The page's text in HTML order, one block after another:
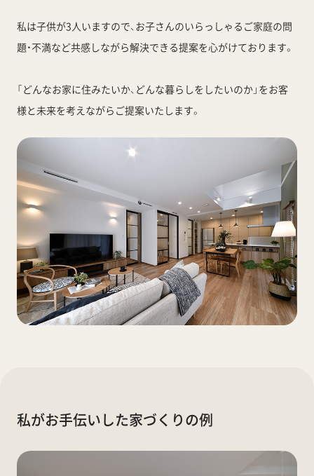
私は子供が3人いますので、お子さんのいらっしゃるご家庭の問
題・不満など共感しながら解決できる提案を心がけております。
「どんなお家に住みたいか、どんな暮らしをしたいのか」をお客
様と未来を考えながらご提案いたします。
私がお手伝いした家づくりの例